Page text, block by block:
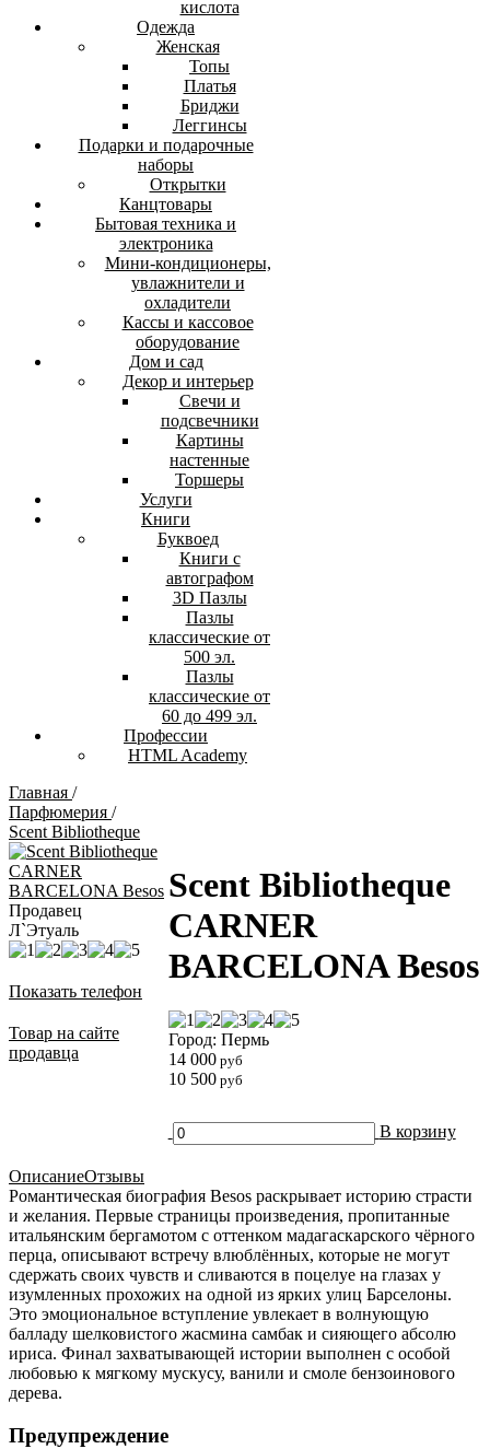
кислота
Одежда
Женская
Топы
Платья
Бриджи
Леггинсы
Подарки и подарочные
наборы
Открытки
Канцтовары
Бытовая техника и
электроника
Мини-кондиционеры,
увлажнители и
охладители
Кассы и кассовое
оборудование
Дом и сад
Декор и интерьер
Свечи и
подсвечники
Картины
настенные
Торшеры
Услуги
Книги
Буквоед
Книги с
автографом
3D Пазлы
Пазлы
классические от
500 эл.
Пазлы
классические от
60 до 499 эл.
Профессии
HTML Academy
Главная /
Парфюмерия /
Scent Bibliotheque
Продавец
Л`Этуаль
Показать телефон
Товар на сайте
продавца
Scent Bibliotheque
CARNER
BARCELONA Besos
Город: Пермь
14 000руб
10 500руб
В корзину
ОписаниеОтзывы
Романтическая биография Besos раскрывает историю страсти
и желания. Первые страницы произведения, пропитанные
итальянским бергамотом с оттенком мадагаскарского чёрного
перца, описывают встречу влюблённых, которые не могут
сдержать своих чувств и сливаются в поцелуе на глазах у
изумленных прохожих на одной из ярких улиц Барселоны.
Это эмоциональное вступление увлекает в волнующую
балладу шелковистого жасмина самбак и сияющего абсолю
ириса. Финал захватывающей истории выполнен с особой
любовью к мягкому мускусу, ванили и смоле бензоинового
дерева.
Предупреждение